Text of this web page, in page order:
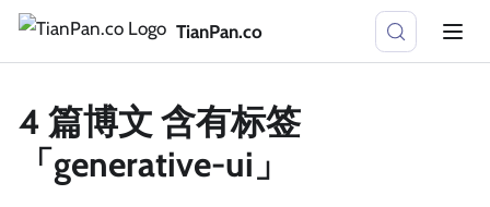
TianPan.co
4 篇博文 含有标签
「generative-ui」